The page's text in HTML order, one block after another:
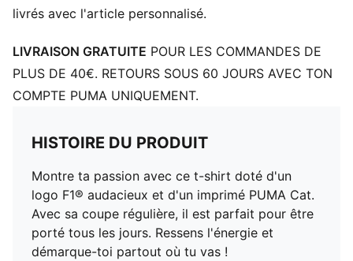
livrés avec l'article personnalisé.
LIVRAISON GRATUITE POUR LES COMMANDES DE
PLUS DE 40€. RETOURS SOUS 60 JOURS AVEC TON
COMPTE PUMA UNIQUEMENT.
HISTOIRE DU PRODUIT
Montre ta passion avec ce t-shirt doté d'un
logo F1® audacieux et d'un imprimé PUMA Cat.
Avec sa coupe régulière, il est parfait pour être
porté tous les jours. Ressens l'énergie et
démarque-toi partout où tu vas !